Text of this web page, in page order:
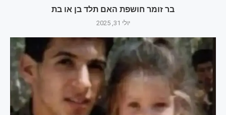
בר זומר חושפת האם תלד בן או בת
יולי 31, 2025